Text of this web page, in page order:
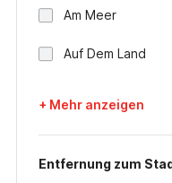
Am Meer
Auf Dem Land
+ Mehr anzeigen
Entfernung zum